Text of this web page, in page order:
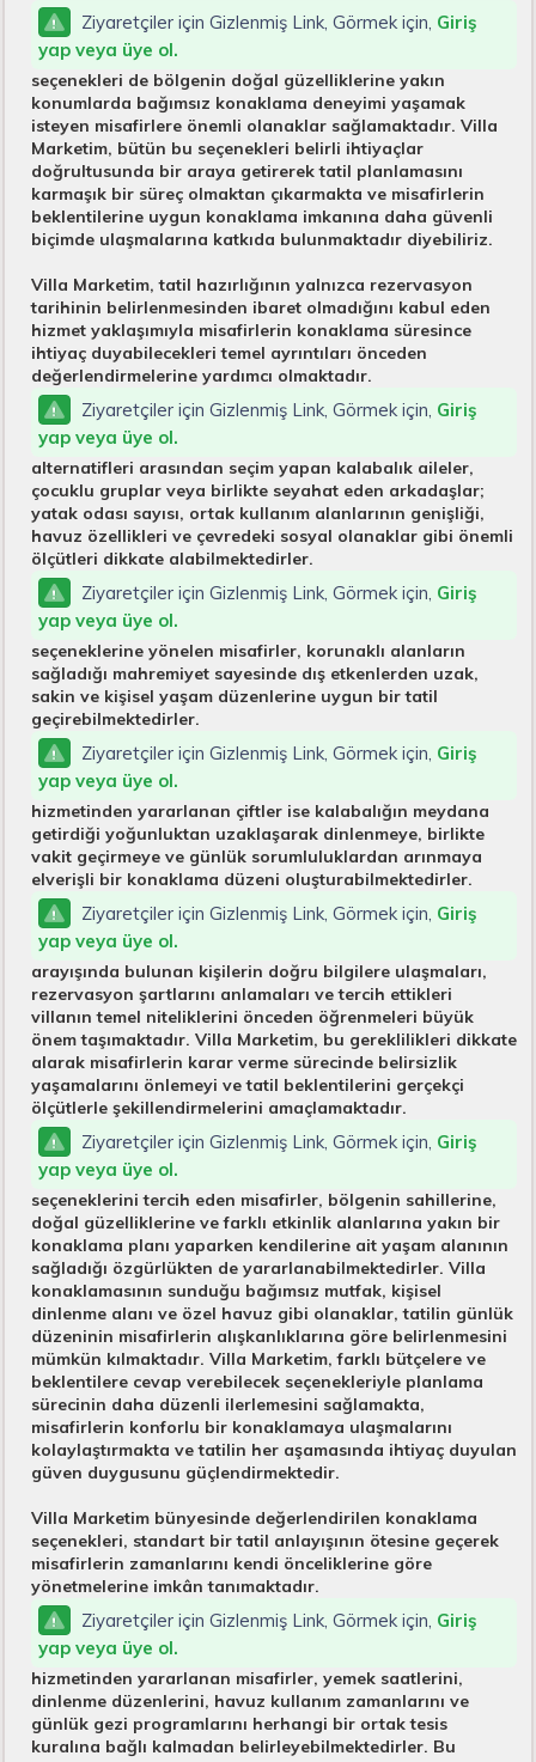
Ziyaretçiler için Gizlenmiş Link, Görmek için, Giriş
yap veya üye ol.
seçenekleri de bölgenin doğal güzelliklerine yakın
konumlarda bağımsız konaklama deneyimi yaşamak
isteyen misafirlere önemli olanaklar sağlamaktadır. Villa
Marketim, bütün bu seçenekleri belirli ihtiyaçlar
doğrultusunda bir araya getirerek tatil planlamasını
karmaşık bir süreç olmaktan çıkarmakta ve misafirlerin
beklentilerine uygun konaklama imkanına daha güvenli
biçimde ulaşmalarına katkıda bulunmaktadır diyebiliriz.
Villa Marketim, tatil hazırlığının yalnızca rezervasyon
tarihinin belirlenmesinden ibaret olmadığını kabul eden
hizmet yaklaşımıyla misafirlerin konaklama süresince
ihtiyaç duyabilecekleri temel ayrıntıları önceden
değerlendirmelerine yardımcı olmaktadır.
Ziyaretçiler için Gizlenmiş Link, Görmek için, Giriş
yap veya üye ol.
alternatifleri arasından seçim yapan kalabalık aileler,
çocuklu gruplar veya birlikte seyahat eden arkadaşlar;
yatak odası sayısı, ortak kullanım alanlarının genişliği,
havuz özellikleri ve çevredeki sosyal olanaklar gibi önemli
ölçütleri dikkate alabilmektedirler.
Ziyaretçiler için Gizlenmiş Link, Görmek için, Giriş
yap veya üye ol.
seçeneklerine yönelen misafirler, korunaklı alanların
sağladığı mahremiyet sayesinde dış etkenlerden uzak,
sakin ve kişisel yaşam düzenlerine uygun bir tatil
geçirebilmektedirler.
Ziyaretçiler için Gizlenmiş Link, Görmek için, Giriş
yap veya üye ol.
hizmetinden yararlanan çiftler ise kalabalığın meydana
getirdiği yoğunluktan uzaklaşarak dinlenmeye, birlikte
vakit geçirmeye ve günlük sorumluluklardan arınmaya
elverişli bir konaklama düzeni oluşturabilmektedirler.
Ziyaretçiler için Gizlenmiş Link, Görmek için, Giriş
yap veya üye ol.
arayışında bulunan kişilerin doğru bilgilere ulaşmaları,
rezervasyon şartlarını anlamaları ve tercih ettikleri
villanın temel niteliklerini önceden öğrenmeleri büyük
önem taşımaktadır. Villa Marketim, bu gereklilikleri dikkate
alarak misafirlerin karar verme sürecinde belirsizlik
yaşamalarını önlemeyi ve tatil beklentilerini gerçekçi
ölçütlerle şekillendirmelerini amaçlamaktadır.
Ziyaretçiler için Gizlenmiş Link, Görmek için, Giriş
yap veya üye ol.
seçeneklerini tercih eden misafirler, bölgenin sahillerine,
doğal güzelliklerine ve farklı etkinlik alanlarına yakın bir
konaklama planı yaparken kendilerine ait yaşam alanının
sağladığı özgürlükten de yararlanabilmektedirler. Villa
konaklamasının sunduğu bağımsız mutfak, kişisel
dinlenme alanı ve özel havuz gibi olanaklar, tatilin günlük
düzeninin misafirlerin alışkanlıklarına göre belirlenmesini
mümkün kılmaktadır. Villa Marketim, farklı bütçelere ve
beklentilere cevap verebilecek seçenekleriyle planlama
sürecinin daha düzenli ilerlemesini sağlamakta,
misafirlerin konforlu bir konaklamaya ulaşmalarını
kolaylaştırmakta ve tatilin her aşamasında ihtiyaç duyulan
güven duygusunu güçlendirmektedir.
Villa Marketim bünyesinde değerlendirilen konaklama
seçenekleri, standart bir tatil anlayışının ötesine geçerek
misafirlerin zamanlarını kendi önceliklerine göre
yönetmelerine imkân tanımaktadır.
Ziyaretçiler için Gizlenmiş Link, Görmek için, Giriş
yap veya üye ol.
hizmetinden yararlanan misafirler, yemek saatlerini,
dinlenme düzenlerini, havuz kullanım zamanlarını ve
günlük gezi programlarını herhangi bir ortak tesis
kuralına bağlı kalmadan belirleyebilmektedirler. Bu